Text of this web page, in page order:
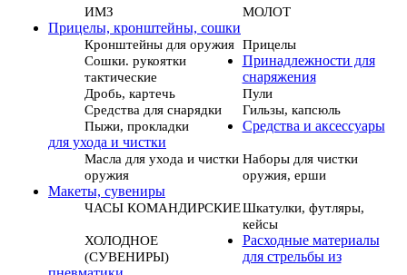
ИМЗ
МОЛОТ
Прицелы, кронштейны, сошки
Кронштейны для оружия Прицелы
Сошки. рукоятки
тактические
Принадлежности для
снаряжения
Дробь, картечь
Пули
Средства для снарядки
Гильзы, капсюль
Пыжи, прокладки
Средства и аксессуары
для ухода и чистки
Масла для ухода и чистки
оружия
Наборы для чистки
оружия, ерши
Макеты, сувениры
ЧАСЫ КОМАНДИРСКИЕШкатулки, футляры,
кейсы
ХОЛОДНОЕ
(СУВЕНИРЫ)
Расходные материалы
для стрельбы из